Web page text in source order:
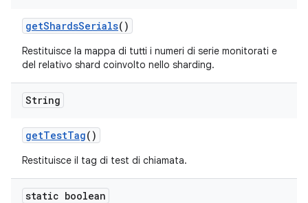
getShardsSerials()
Restituisce la mappa di tutti i numeri di serie monitorati e
del relativo shard coinvolto nello sharding.
String
getTestTag()
Restituisce il tag di test di chiamata.
static boolean